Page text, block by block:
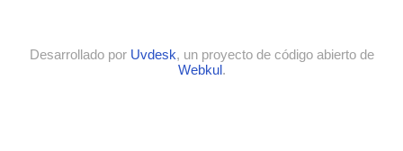
Desarrollado por Uvdesk, un proyecto de código abierto de
Webkul.